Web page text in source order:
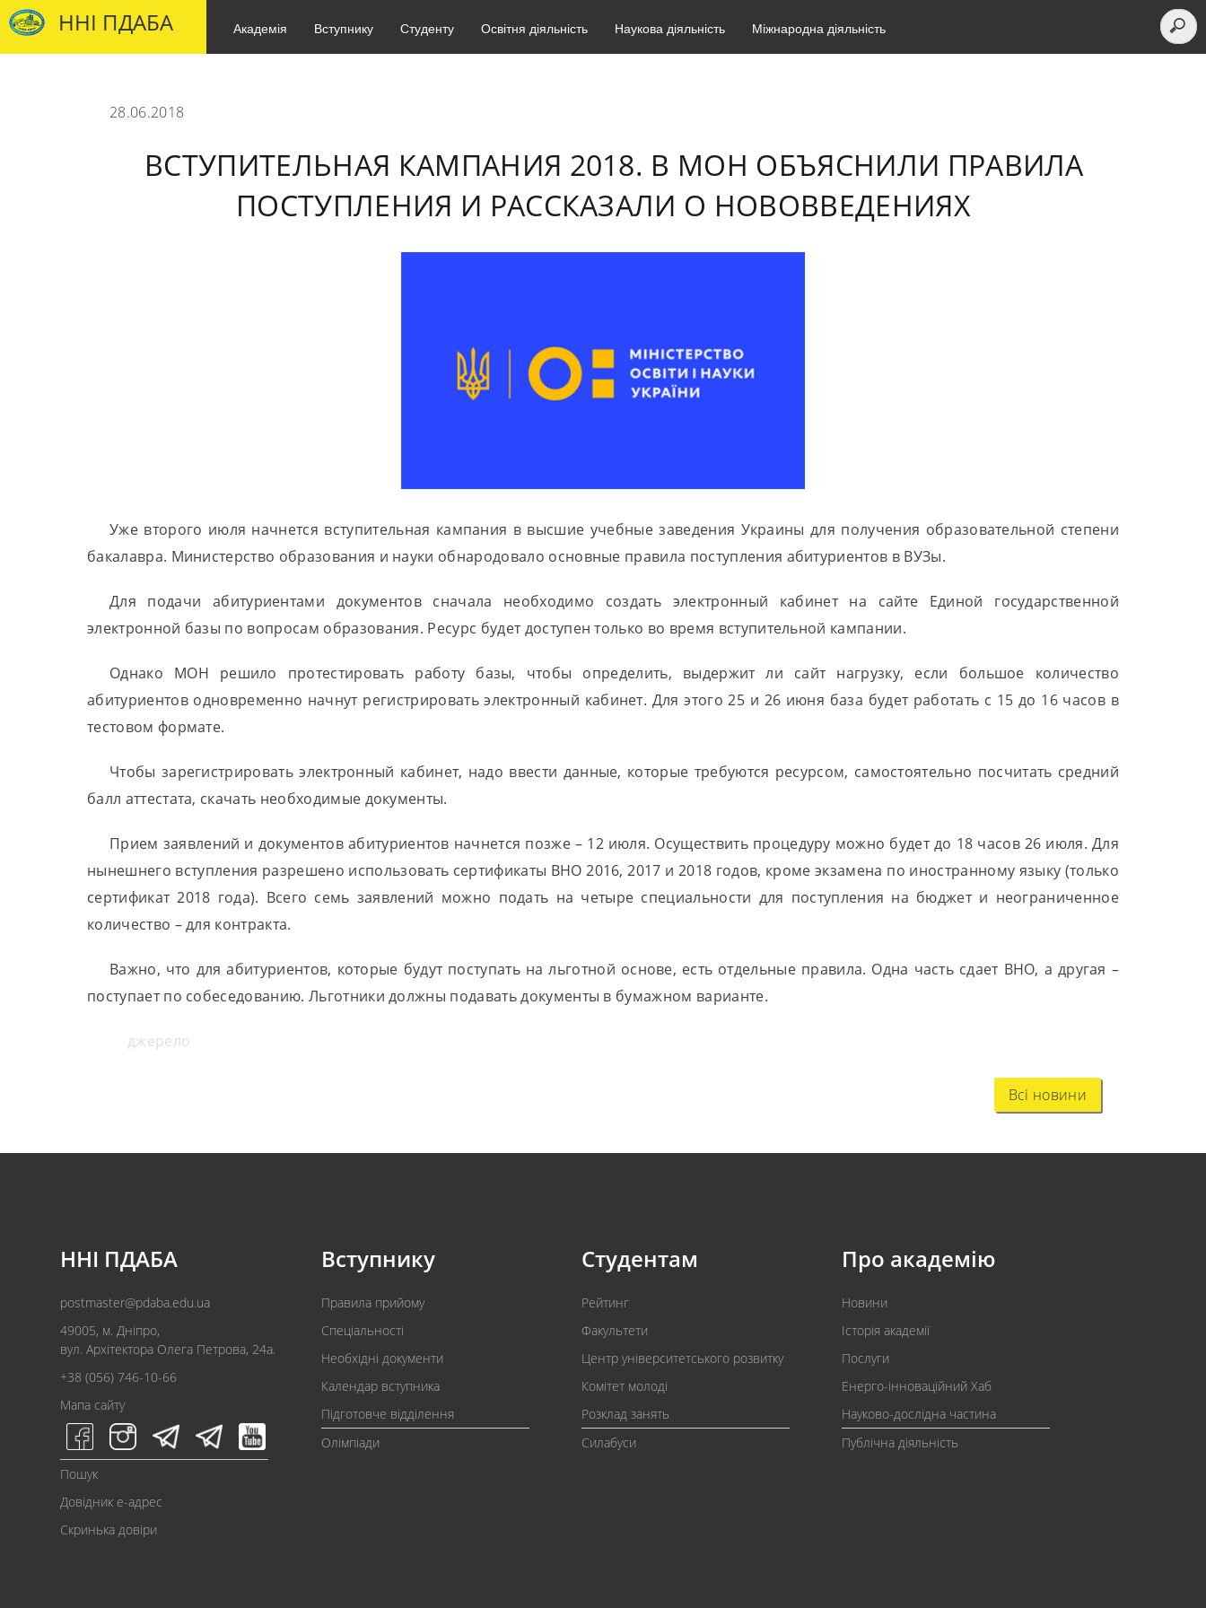
ННІ ПДАБА Академія Вступнику Студенту Освітня діяльність Наукова діяльність Міжнародна діяльність
28.06.2018
ВСТУПИТЕЛЬНАЯ КАМПАНИЯ 2018. В МОН ОБЪЯСНИЛИ ПРАВИЛА
ПОСТУПЛЕНИЯ И РАССКАЗАЛИ О НОВОВВЕДЕНИЯХ
Уже второго июля начнется вступительная кампания в высшие учебные заведения Украины для получения образовательной степени
бакалавра. Министерство образования и науки обнародовало основные правила поступления абитуриентов в ВУЗы.
Для подачи абитуриентами документов сначала необходимо создать электронный кабинет на сайте Единой государственной
электронной базы по вопросам образования. Ресурс будет доступен только во время вступительной кампании.
Однако МОН решило протестировать работу базы, чтобы определить, выдержит ли сайт нагрузку, если большое количество
абитуриентов одновременно начнут регистрировать электронный кабинет. Для этого 25 и 26 июня база будет работать с 15 до 16 часов в
тестовом формате.
Чтобы зарегистрировать электронный кабинет, надо ввести данные, которые требуются ресурсом, самостоятельно посчитать средний
балл аттестата, скачать необходимые документы.
Прием заявлений и документов абитуриентов начнется позже – 12 июля. Осуществить процедуру можно будет до 18 часов 26 июля. Для
нынешнего вступления разрешено использовать сертификаты ВНО 2016, 2017 и 2018 годов, кроме экзамена по иностранному языку (только
сертификат 2018 года). Всего семь заявлений можно подать на четыре специальности для поступления на бюджет и неограниченное
количество – для контракта.
Важно, что для абитуриентов, которые будут поступать на льготной основе, есть отдельные правила. Одна часть сдает ВНО, а другая –
поступает по собеседованию. Льготники должны подавать документы в бумажном варианте.
джерело
Всі новини
ННІ ПДАБА
postmaster@pdaba.edu.ua
49005, м. Дніпро,
вул. Архітектора Олега Петрова, 24а.
+38 (056) 746-10-66
Мапа сайту
Пошук
Довідник e-адрес
Скринька довіри
Вступнику
Правила прийому
Спеціальності
Необхідні документи
Календар вступника
Підготовче відділення
Олімпіади
Студентам
Рейтинг
Факультети
Центр університетського розвитку
Комітет молоді
Розклад занять
Силабуси
Про академію
Новини
Історія академії
Послуги
Енерго-інноваційний Хаб
Науково-дослідна частина
Публічна діяльність